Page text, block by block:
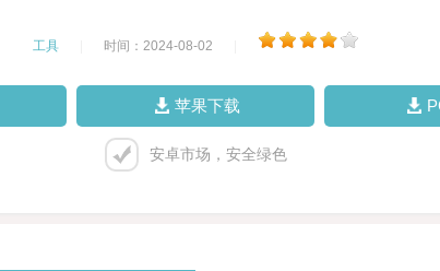
工具 时间：2024-08-02
苹果下载
安卓市场，安全绿色